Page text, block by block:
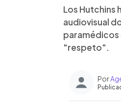
Los Hutchins
audiovisual
paramédicos
"respeto".
Por